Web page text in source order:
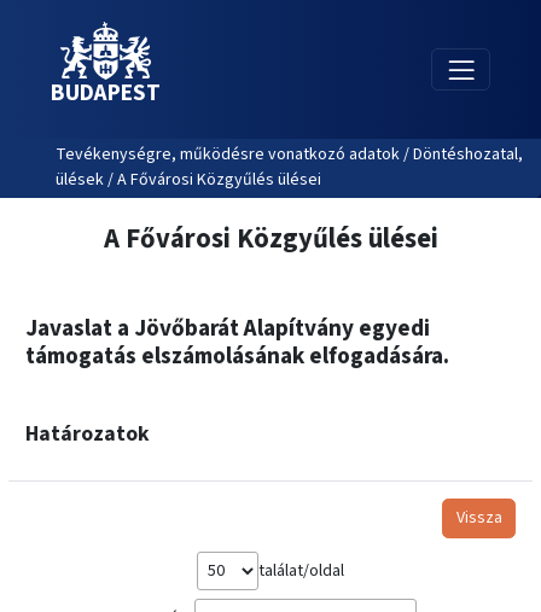
BUDAPEST
Tevékenységre, működésre vonatkozó adatok / Döntéshozatal,
ülések / A Fővárosi Közgyűlés ülései
A Fővárosi Közgyűlés ülései
Javaslat a Jövőbarát Alapítvány egyedi
támogatás elszámolásának elfogadására.
Határozatok
Vissza
találat/oldal